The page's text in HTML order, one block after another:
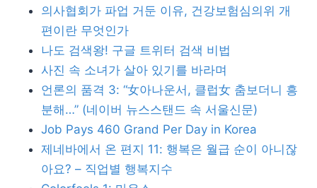
의사협회가 파업 거둔 이유, 건강보험심의위 개
편이란 무엇인가
나도 검색왕! 구글 트위터 검색 비법
사진 속 소녀가 살아 있기를 바라며
언론의 품격 3: “女아나운서, 클럽女 춤보더니 흥
분해…” (네이버 뉴스스탠드 속 서울신문)
Job Pays 460 Grand Per Day in Korea
제네바에서 온 편지 11: 행복은 월급 순이 아니잖
아요? – 직업별 행복지수